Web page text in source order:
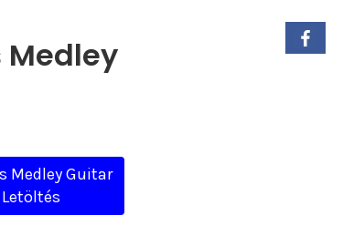
Medley Guitar
Letöltés